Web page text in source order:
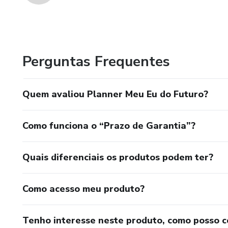
Perguntas Frequentes
Quem avaliou Planner Meu Eu do Futuro?
Como funciona o “Prazo de Garantia”?
Quais diferenciais os produtos podem ter?
Como acesso meu produto?
Tenho interesse neste produto, como posso